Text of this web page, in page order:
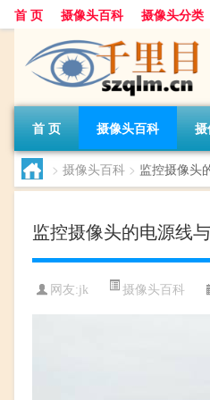
首 页 摄像头百科 摄像头分类
首 页 摄像头百科
> 摄像头百科 > 监控摄像头
监控摄像头的电源线
网友:jk 摄像头百科